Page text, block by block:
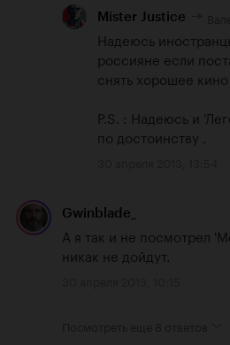
Mister Justice
Надеюсь
россияне если
снять хорошее
P.S. : Надеюсь и
по достоинству .
Gwinblade_
А я так и не посмотрел
никак не дойдут.